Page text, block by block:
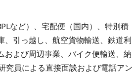
など）、宅配便（国内）、特別積
、引っ越し、航空貨物輸送、鉄道利
および周辺事業、バイク便輸送、納
究員による直接面談および電話アン